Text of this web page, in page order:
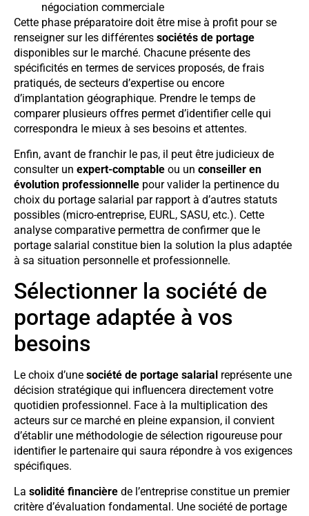
négociation commerciale
Cette phase préparatoire doit être mise à profit pour se
renseigner sur les différentes sociétés de portage
disponibles sur le marché. Chacune présente des
spécificités en termes de services proposés, de frais
pratiqués, de secteurs d’expertise ou encore
d’implantation géographique. Prendre le temps de
comparer plusieurs offres permet d’identifier celle qui
correspondra le mieux à ses besoins et attentes.
Enfin, avant de franchir le pas, il peut être judicieux de
consulter un expert-comptable ou un conseiller en
évolution professionnelle pour valider la pertinence du
choix du portage salarial par rapport à d’autres statuts
possibles (micro-entreprise, EURL, SASU, etc.). Cette
analyse comparative permettra de confirmer que le
portage salarial constitue bien la solution la plus adaptée
à sa situation personnelle et professionnelle.
Sélectionner la société de
portage adaptée à vos
besoins
Le choix d’une société de portage salarial représente une
décision stratégique qui influencera directement votre
quotidien professionnel. Face à la multiplication des
acteurs sur ce marché en pleine expansion, il convient
d’établir une méthodologie de sélection rigoureuse pour
identifier le partenaire qui saura répondre à vos exigences
spécifiques.
La solidité financière de l’entreprise constitue un premier
critère d’évaluation fondamental. Une société de portage